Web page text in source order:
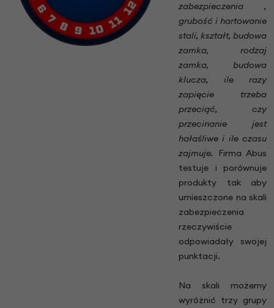
zabezpieczenia ,
grubość i hartowanie
stali, kształt, budowa
zamka, rodzaj
zamka, budowa
klucza, ile razy
zapięcie trzeba
przeciąć, czy
przecinanie jest
hałaśliwe i ile czasu
zajmuje.
Firma Abus
testuje i porównuje
produkty tak aby
umieszczone na skali
zabezpieczenia
rzeczywiście
odpowiadały swojej
punktacji.
Na skali możemy
wyróżnić trzy grupy